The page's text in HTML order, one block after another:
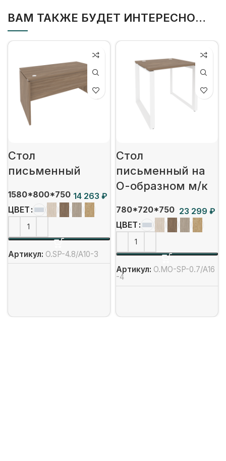
ВАМ ТАКЖЕ БУДЕТ ИНТЕРЕСНО…
Стол
письменный
1580*800*750
₽
ЦВЕТ
Артикул: O.SP-4.8/А10-3
Стол
письменный на
О-образном м/к
780*720*750
₽
ЦВЕТ
Артикул: O.MO-SP-0.7/А16
-4